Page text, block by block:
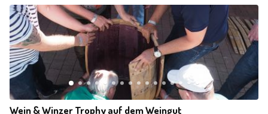
Wein & Winzer Trophy auf dem Weingut